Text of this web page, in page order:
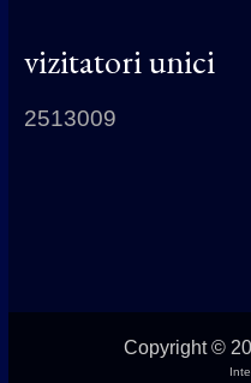
vizitatori unici
2513009
Copyright ©